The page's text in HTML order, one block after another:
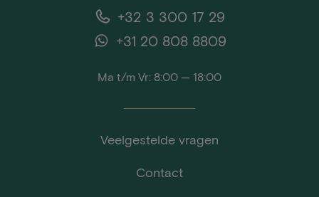
+32 3 300 17 29
+31 20 808 8809
Ma t/m Vr: 8:00 — 18:00
Veelgestelde vragen
Contact